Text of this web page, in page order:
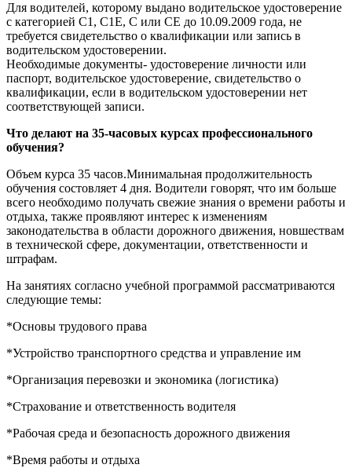
Для водителей, которому выдано водительское удостоверение
с категорией С1, С1Е, С или СЕ до 10.09.2009 года, не
требуется свидетельство о квалификации или запись в
водительском удостоверении.
Необходимые документы- удостоверение личности или
паспорт, водительское удостоверение, свидетельство о
квалификации, если в водительском удостоверении нет
соответствующей записи.
Что делают на 35-часовых курсах профессионального
обучения?
Объем курса 35 часов.Минимальная продолжительность
обучения состовляет 4 дня. Водители говорят, что им больше
всего необходимо получать свежие знания о времени работы и
отдыха, также проявляют интерес к изменениям
законодательства в области дорожного движения, новшествам
в технической сфере, документации, ответственности и
штрафам.
На занятиях согласно учебной программой рассматриваются
следующие темы:
*Основы трудового права
*Устройство транспортного средства и управление им
*Организация перевозки и экономика (логистика)
*Страхование и ответственность водителя
*Рабочая среда и безопасность дорожного движения
*Время работы и отдыха